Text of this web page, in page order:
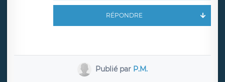
RÉPONDRE
Publié par P.M.